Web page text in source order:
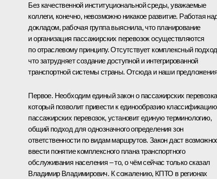
Без качественной институциональной среды, уважаемые
коллеги, конечно, невозможно никакое развитие. Работая
докладом, рабочая группа выяснила, что планирование
и организация пассажирских перевозок осуществляются
по отраслевому принципу. Отсутствует комплексный
что затрудняет создание доступной и интегрированной
транспортной системы страны. Отсюда и наши
Первое. Необходим единый закон о пассажирских
который позволит привести к единообразию классификацию
пассажирских перевозок, установит единую терминологию,
общий подход для однозначного определения зон
ответственности по видам маршрутов. Закон даст
ввести понятие комплексного плана транспортного
обслуживания населения – то, о чём сейчас только сказал
Владимир Владимирович. К сожалению, КПТО в регионах